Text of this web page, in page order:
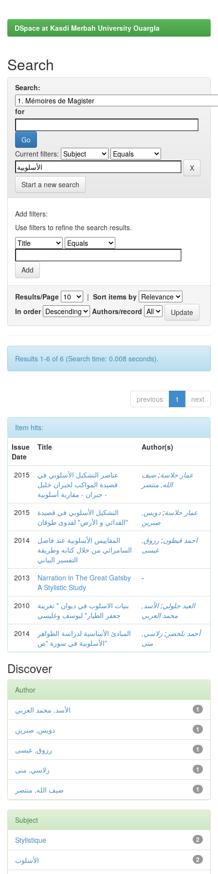
DSpace at Kasdi Merbah University Ouargla
Search
Search:
for
Current filters:
Start a new search
Add filters:
Use filters to refine the search results.
Results/Page | Sort items by
In order
Authors/record
Results 1-6 of 6 (Search time: 0.008 seconds).
previous 1 next
Item hits:
Issue
Date
Title Author(s)
2015
عناصر التشكيل الأسلوبي في
قصيدة المواكب لجبران خليل
جبران - مقاربة أسلوبية -
عمار حلاسة; ضيف
الله, منتصر
2015
التشكيل الأسلوبي في قصيدة
"الفدائي و الأرض" لفدوى طوقان
عمار حلاسة; دويس,
صبرين
2014
المقاييس الأسلوبية عند فاضل
السامرائي من خلال كتابه وطريقة
التفسير البياني
احمد قيطون; رزوق,
عيسى
2013
Narration in The Great Gatsby
A Stylistic Study
-
2010
بنيات الاسلوب في ديوان " تغريبة
جعفر الطيار" ليوسف وغليسي
العيد جلولي;الأسد,
محمد العربي
2014
المبادئ الأساسية لدراسة الظواهر
الأسلوبية في سورة "ص"
أحمد بلخضر ; زلاسي,
منى
Discover
Author
1 الأسد, محمد العربي
1 دويس, صبرين
1 رزوق, عيسى
1 زلاسي, منى
1 ضيف الله, منتصر
Subject
2
Stylistique
2 الأسلوب